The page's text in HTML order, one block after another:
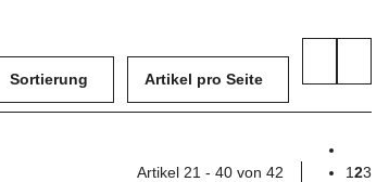
Sortierung Artikel pro Seite
Artikel 21 - 40 von 42 123